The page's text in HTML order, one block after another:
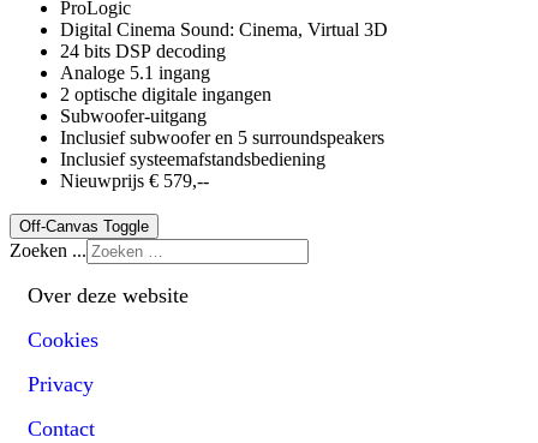
ProLogic
Digital Cinema Sound: Cinema, Virtual 3D
24 bits DSP decoding
Analoge 5.1 ingang
2 optische digitale ingangen
Subwoofer-uitgang
Inclusief subwoofer en 5 surroundspeakers
Inclusief systeemafstandsbediening
Nieuwprijs € 579,--
Off-Canvas Toggle
Zoeken ...
Over deze website
Cookies
Privacy
Contact